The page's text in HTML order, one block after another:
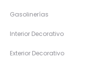
Gasolinerías
Interior Decorativo
Exterior Decorativo